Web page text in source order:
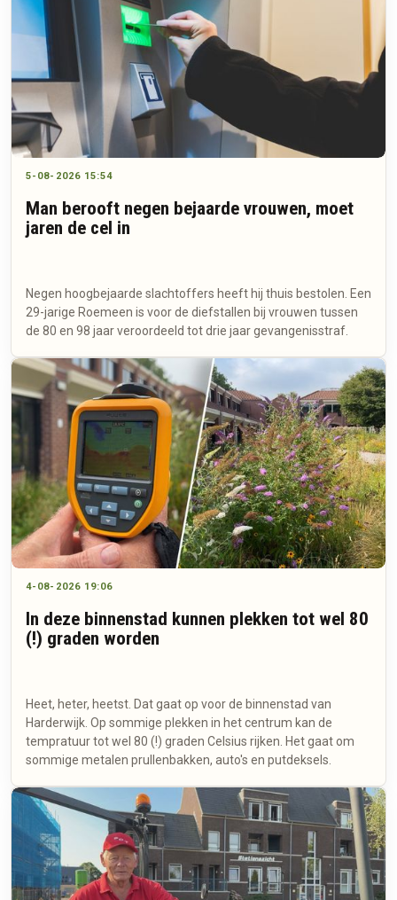
5-08-2026 15:54
Man berooft negen bejaarde vrouwen, moet
jaren de cel in
Negen hoogbejaarde slachtoffers heeft hij thuis bestolen. Een
29-jarige Roemeen is voor de diefstallen bij vrouwen tussen
de 80 en 98 jaar veroordeeld tot drie jaar gevangenisstraf.
4-08-2026 19:06
In deze binnenstad kunnen plekken tot wel 80
(!) graden worden
Heet, heter, heetst. Dat gaat op voor de binnenstad van
Harderwijk. Op sommige plekken in het centrum kan de
tempratuur tot wel 80 (!) graden Celsius rijken. Het gaat om
sommige metalen prullenbakken, auto's en putdeksels.